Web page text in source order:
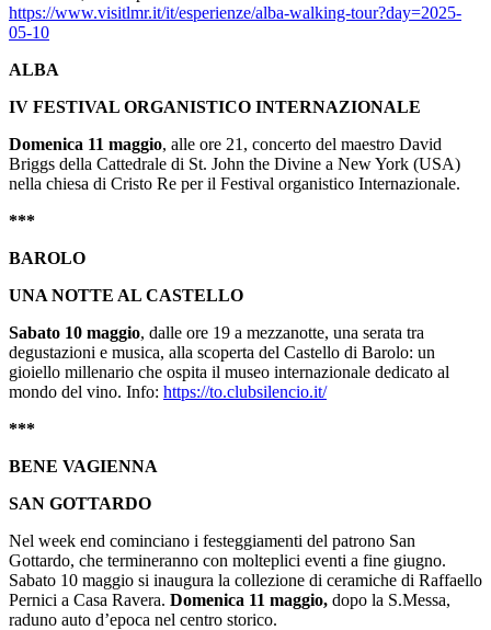
https://www.visitlmr.it/it/esperienze/alba-walking-tour?day=2025-
05-10
ALBA
IV FESTIVAL ORGANISTICO INTERNAZIONALE
Domenica 11 maggio, alle ore 21, concerto del maestro David
Briggs della Cattedrale di St. John the Divine a New York (USA)
nella chiesa di Cristo Re per il Festival organistico Internazionale.
***
BAROLO
UNA NOTTE AL CASTELLO
Sabato 10 maggio, dalle ore 19 a mezzanotte, una serata tra
degustazioni e musica, alla scoperta del Castello di Barolo: un
gioiello millenario che ospita il museo internazionale dedicato al
mondo del vino. Info: https://to.clubsilencio.it/
***
BENE VAGIENNA
SAN GOTTARDO
Nel week end cominciano i festeggiamenti del patrono San
Gottardo, che termineranno con molteplici eventi a fine giugno.
Sabato 10 maggio si inaugura la collezione di ceramiche di Raffaello
Pernici a Casa Ravera. Domenica 11 maggio, dopo la S.Messa,
raduno auto d’epoca nel centro storico.